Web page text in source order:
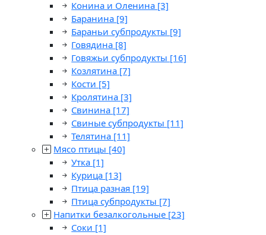
Конина и Оленина [3]
Баранина [9]
Бараньи субпродукты [9]
Говядина [8]
Говяжьи субпродукты [16]
Козлятина [7]
Кости [5]
Кролятина [3]
Свинина [17]
Свиные субпродукты [11]
Телятина [11]
Мясо птицы [40]
Утка [1]
Курица [13]
Птица разная [19]
Птица субпродукты [7]
Напитки безалкогольные [23]
Соки [1]